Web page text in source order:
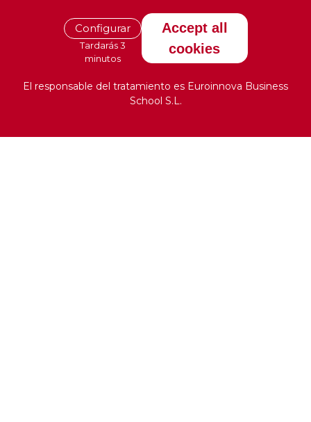
Configurar
Tardarás 3
minutos
Accept all
cookies
El responsable del tratamiento es Euroinnova Business
School S.L.